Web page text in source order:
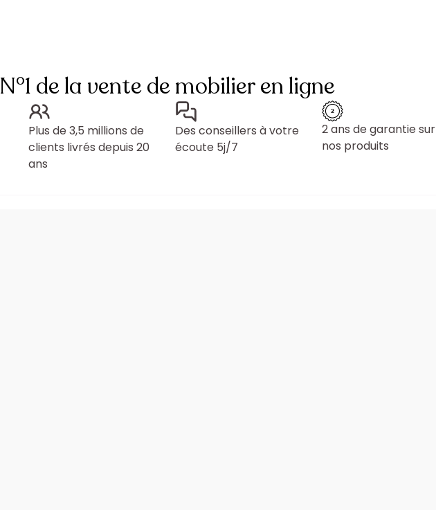
N°1 de la vente de mobilier en ligne
Plus de 3,5 millions de
clients livrés depuis 20
ans
Des conseillers à votre
écoute 5j/7
2 ans de garantie sur
nos produits